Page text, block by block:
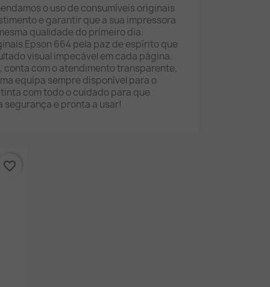
o uso de consumíveis originais
e garantir que a sua impressora
qualidade do primeiro dia.
Epson 664 pela paz de espírito que
visual impecável em cada página.
conta com o atendimento transparente,
equipa sempre disponível para o
com todo o cuidado para que
e pronta a usar!
favorite_border